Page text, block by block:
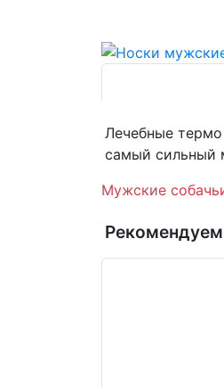
Лечебные термо
самый сильный
Мужские